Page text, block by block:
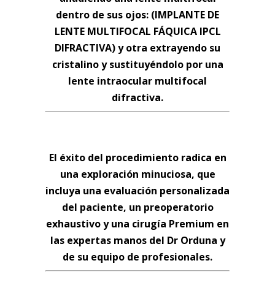
dentro de sus ojos: (IMPLANTE DE
LENTE MULTIFOCAL FÁQUICA IPCL
DIFRACTIVA) y otra extrayendo su
cristalino y sustituyéndolo por una
lente intraocular multifocal
difractiva.
El éxito del procedimiento radica en
una exploración minuciosa, que
incluya una evaluación personalizada
del paciente, un preoperatorio
exhaustivo y una cirugía Premium en
las expertas manos del Dr Orduna y
de su equipo de profesionales.